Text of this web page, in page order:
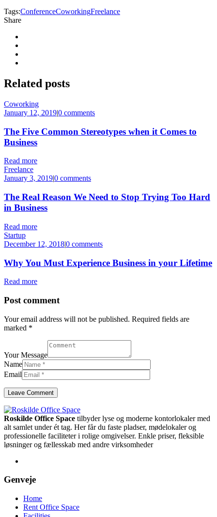
Tags:ConferenceCoworkingFreelance
Share
Related posts
Coworking
January 12, 2019|0 comments
The Five Common Stereotypes when it Comes to
Business
Read more
Freelance
January 3, 2019|0 comments
The Real Reason We Need to Stop Trying Too Hard
in Business
Read more
Startup
December 12, 2018|0 comments
Why You Must Experience Business in your Lifetime
Read more
Post comment
Your email address will not be published. Required fields are
marked *
Your Message
Name
Email
Roskilde Office Space tilbyder lyse og moderne kontorlokaler med
alt samlet under ét tag. Her får du faste pladser, mødelokaler og
professionelle faciliteter i rolige omgivelser. Enkle priser, fleksible
løsninger og fællesskab med andre virksomheder
Genveje
Home
Rent Office Space